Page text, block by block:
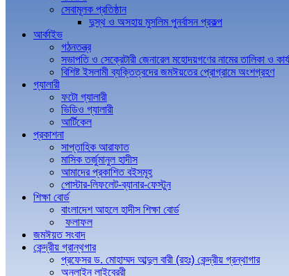
সেবামূলক প্রতিষ্ঠান
দুস্থ ও অসহায় মুসলিম পুনর্বাসন প্রকল্প
আর্কাইভ
গঠনতন্ত্র
সভাপতি ও সেক্রেটারী জেনারেল মহোদয়গণের নামের তালিকা ও
বিশিষ্ট ইসলামী ব্যক্তিত্বদের জমঈয়তের প্রোগ্রামে অংশগ্রহণ
গ্যালারী
ফটো গ্যালারী
ভিডিও গ্যালারী
আর্টিকেল
প্রকাশনা
সাপ্তাহিক আরাফাত
মাসিক তর্জুমানুল হাদীস
আমাদের প্রকাশিত বইসমূহ
পোস্টার-লিফলেট-ব্যানার-ফেস্টুন
শিক্ষা বোর্ড
বাংলাদেশ আহলে হাদীস শিক্ষা বোর্ড
ফলাফল
জমঈয়ত সংবাদ
কেন্দ্রীয় গ্রান্থগার
প্রফেসর ড. মোহাম্মদ আব্দুল বারী (রহঃ) কেন্দ্রীয় গ্রন্থাগার
অনলাইন লাইব্রেরী